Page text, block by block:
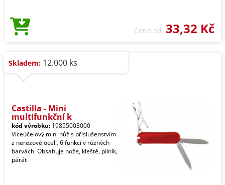
Cena od 33,32 Kč
Skladem: 12.000 ks
Castilla - Mini
multifunkční k
kód výrobku: 19855003000
Víceúčelový mini nůž s příslušenstvím
z nerezové oceli, 6 funkcí v různých
barvách. Obsahuje nože, kleště, pilník,
párát